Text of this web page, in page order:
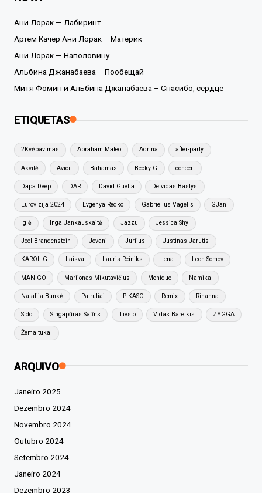
Ани Лорак — Лабиринт
Артем Качер Ани Лорак – Материк
Ани Лорак — Наполовину
Альбина Джанабаева – Пообещай
Митя Фомин и Альбина Джанабаева – Спасибо, сердце
ETIQUETAS
2Kvėpavimas Abraham Mateo Adrina after-party
Akvilė Avicii Bahamas Becky G concert
Dapa Deep DAR David Guetta Deividas Bastys
Eurovizija 2024 Evgenya Redko Gabrielius Vagelis GJan
Iglė Inga Jankauskaitė Jazzu Jessica Shy
Joel Brandenstein Jovani Jurijus Justinas Jarutis
KAROL G Laisva Lauris Reiniks Lena Leon Somov
MAN-GO Marijonas Mikutavičius Monique Namika
Natalija Bunkė Patruliai PIKASO Remix Rihanna
Sido Singapūras Satīns Tiesto Vidas Bareikis ZYGGA
Žemaitukai
ARQUIVO
Janeiro 2025
Dezembro 2024
Novembro 2024
Outubro 2024
Setembro 2024
Janeiro 2024
Dezembro 2023